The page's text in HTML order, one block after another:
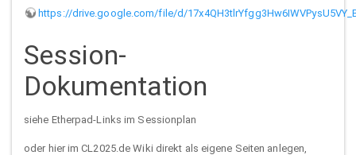
https://drive.google.com/file/d/
Session-
Dokumentation
siehe Etherpad-Links im Sessionplan
oder hier im CL2025.de Wiki direkt als eigene Seiten anlegen,